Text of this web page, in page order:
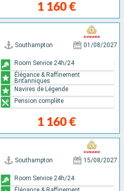
1 160 €
Southampton 01/08/2027
1 160 €
Room Service 24h/24
Élégance & Raffinement
Britanniques
Navires de Légende
Pension complète
Southampton 15/08/2027
Room Service 24h/24